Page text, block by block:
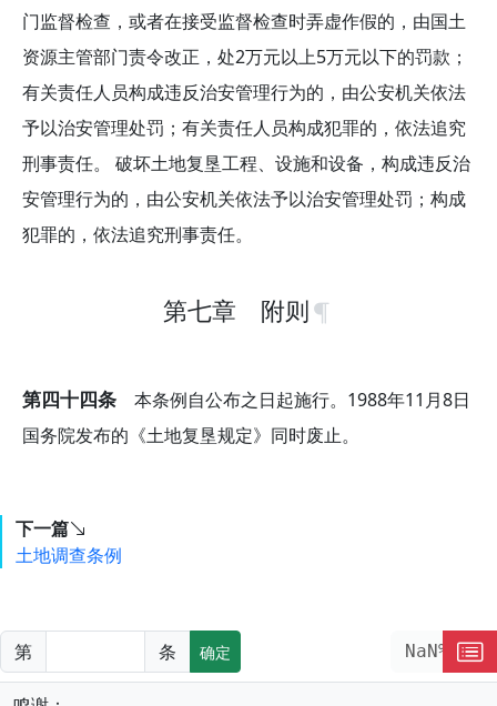
门监督检查，或者在接受监督检查时弄虚作假的，由国土
资源主管部门责令改正，处2万元以上5万元以下的罚款；
有关责任人员构成违反治安管理行为的，由公安机关依法
予以治安管理处罚；有关责任人员构成犯罪的，依法追究
刑事责任。 破坏土地复垦工程、设施和设备，构成违反治
安管理行为的，由公安机关依法予以治安管理处罚；构成
犯罪的，依法追究刑事责任。
第七章 附则
第四十四条 本条例自公布之日起施行。1988年11月8日
国务院发布的《土地复垦规定》同时废止。
下一篇
土地调查条例
第 条 确定 NaN%